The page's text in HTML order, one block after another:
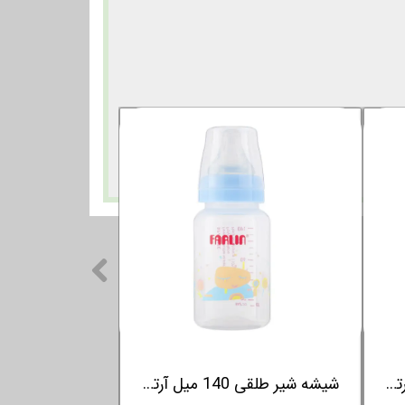
شیشه شیر طلقی 140 میل آرتیست فارلین FARLIN شیشه شیر طلقی 240 میل آرتیست فارلین FARLIN